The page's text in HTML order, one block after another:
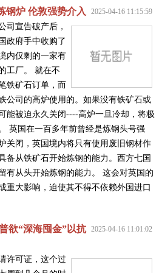
2025-04-16 11:15:59
钢炉 伦敦强势介入
司宣告破产后，
政府手中收购了
内仅剩的一家有
工厂。 就在不
铁矿石订单，而
公司的高炉使用的。如果没有铁矿石或
能被迫永久关闭----高炉一旦冷却，将极
英国在一百多年前曾经是炼钢头号强
关闭，英国境内将只有使用废旧钢材作
备从铁矿石开始炼钢的能力。西方七国
有从头开始炼钢的能力。 这会对英国的
重大影响，迫使其不得不依赖外国进口
2025-04-16 11:01:02
欲“深海囤金”以抗
许可证，这个过